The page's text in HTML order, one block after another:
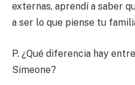
externas, aprendí a saber
a ser lo que piense tu
P. ¿Qué diferencia hay
Simeone?